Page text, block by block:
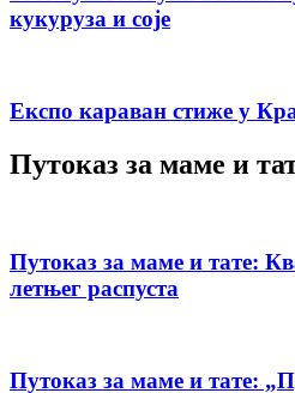
кукуруза и соје
Експо караван стиже у
Путоказ за маме и
Путоказ за маме и тате:
летњег распуста
Путоказ за маме и тате: